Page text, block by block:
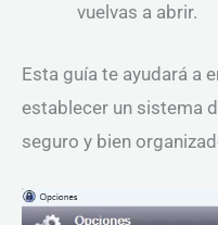
vuelvas a abrir.
Esta guía te ayudará a
establecer un sistema
seguro y bien